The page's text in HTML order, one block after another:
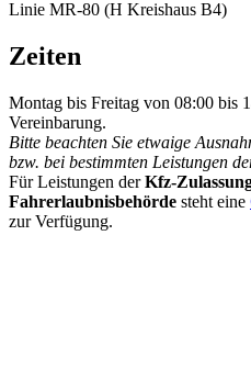
Linie MR-80 (H Kreishaus B4)
Zeiten
Montag bis Freitag von 08:00 bis
Vereinbarung.
Bitte beachten Sie etwaige
bzw. bei bestimmten Leistungen
Für Leistungen derKfz-
Fahrerlaubnisbehörde steht eine
zur Verfügung.